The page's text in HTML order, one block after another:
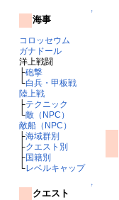
↑
海事
コロッセウム
ガナドール
洋上戦闘
├砲撃
└白兵・甲板戦
陸上戦
├テクニック
└敵（NPC）
敵船（NPC）
├海域群別
├クエスト別
├国籍別
└レベルキャップ
↑
クエスト